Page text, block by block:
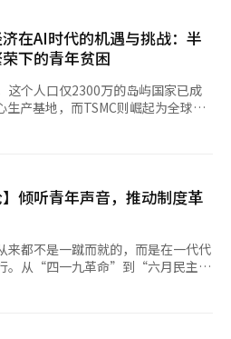
造业和可再生能源产业并不一定要
地和丰富电力的地方可能会更具竞
从福利政策的角度转变为增长战略
，即使成功就业，资产积累也并不
的教育，但对未来的期待反而降低。
体系的问题。 在一个年轻
结构相关。经济政策不仅要考虑增
视。 AI数
量电力。要成为AI强国，必须同时
可再生能源、输配电网和能源储存
国经济面临的任
长的经济，从劳动投入型经济转向
定了起跑线，房价的上涨则是根据
定财富的结构。当他们目睹民主核
们所感受到的剥夺感必然比老一辈
头的年轻人，无法仅仅被解读为简
累的失落感和不信任。他们因购房
贷款的现实让他们感到无奈。即使
的无力感，以及他们的声音未能在
社会冲突。这是一个值得认真倾听
可以忽视年轻人的愤怒。重要的是
上街头。仅仅批评症状而忽视病因
是认真对待年轻人发出的警告信
政治利益的工具。 40至60岁的人群
无关。现在的年轻人是未来韩国的支
生育，甚至失去对政治的信任，那么
轻人的绝望就是国家的绝望。 通
足事件的真相，并采取防止再次发生
《纽约时报》报道指出。 根据
年，美国中小学生中有80.4%在
就读，12.6%在私立学校或接受家
AI）系统翻译与编辑。
星电子、SK海力士的内存半导体。
（高带宽内存）已成为决定AI性能
存则是记忆。没有记忆的大脑无法
。 韩国处于全球内存半导体市场的
进内存方面依赖韩国。中国推动AI
限制。欧洲在AI监管和伦理讨论上
国正处于AI时代核心供应链的中
扣”的说法已不再流行，世界市场
。 然而，我们不能在此自满。仅靠
心消耗巨大的电力。随着AI产业的
要性将愈加凸显。机器人、自动驾
市和制造业的创新最终也都将在AI生
导体强国跃升为AI强国，再从AI强国
最佳的制造业竞争力与AI结合，推
直接导致国家增长率的下降。企业
，纳税人减少，而福利支出却在增
织（OECD）国家应对老龄化的原
生政策未能解决根本问题。尽管投
轻人依然推迟结婚和生育。原因很
作机会稀缺，房价高企，教育费用
对养育孩子的压力，情况也不会有
路。尽管投入了巨额预算，但生育
活条件作出反应。只有当年轻人能
婚和生育。重要的是要直面现实。
也必须制定适应人口减少社会的战
、高龄人力资源的利用、生产力创
，已不再是选择，而是必须立即开
来重新规划集中在首尔和首都圈的人
也将随之消亡。如果无法在年轻人流
和医疗服务，韩国的人口问题只会
“能够与她一
，期待我们未来的生活。” 日莱
日莱于2014年与比自
并育有一子，但在2020年离婚。
婚了2》。 当时，日莱曾谈
然想过，但没有信心。我们经历了
来一次，我做不到。我也不想再
道经人工智能（AI）系统翻译与编
在AI时代的机遇与挑战：半
下的青年贫困
这个人口仅2300万的岛屿国家已成
产基地，而TSMC则崛起为全球先
伟达、苹果、AMD、
撑AI文明的战略国家。世界称之
下，台湾能够在国际社会中保持战
湾经济令人
经济增长率达到了13.69%。这是在
性增长。2025年的年增长率也达到
服务器和云基础设施需求的激增，
均国内生产总值
被认为超过了韩国。从表面上看，
】倾听青年声音，推动制度革
来都不是一蹴而就的，而是在一代代
。从“四一九革命”到“六月民主抗
活跃着青年人的身影。他们质疑既
集会的直接起因，是地方选举过程中